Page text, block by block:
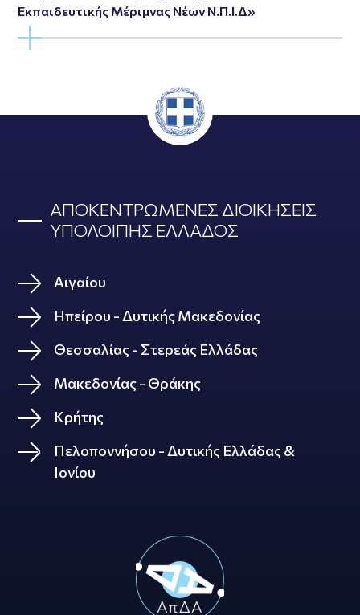
Εκπαιδευτικής Μέριμνας Νέων Ν.Π.Ι.Δ»
ΑΠΟΚΕΝΤΡΩΜΕΝΕΣ ΔΙΟΙΚΗΣΕΙΣ
ΥΠΟΛΟΙΠΗΣ ΕΛΛΑΔΟΣ
Αιγαίου
Ηπείρου - Δυτικής Μακεδονίας
Θεσσαλίας - Στερεάς Ελλάδας
Μακεδονίας - Θράκης
Κρήτης
Πελοποννήσου - Δυτικής Ελλάδας &
Ιονίου